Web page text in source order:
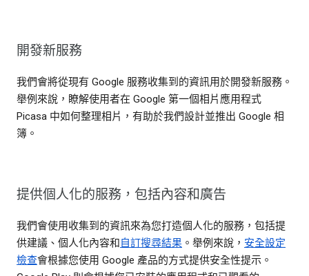
開發新服務
我們會將從現有 Google 服務收集到的資訊用於開發新服務。
舉例來說，瞭解使用者在 Google 第一個相片應用程式
Picasa 中如何整理相片，有助於我們設計並推出 Google 相
簿。
提供個人化的服務，包括內容和廣告
我們會使用收集到的資訊來為您打造個人化的服務，包括提
供建議、個人化內容和自訂搜尋結果 。舉例來說， 安全設定
檢查會根據您使用 Google 產品的方式提供安全性提示。